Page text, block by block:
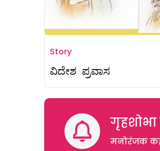
Story
ವಿದೇಶ ಪ್ರವಾಸ
मनोरंजक